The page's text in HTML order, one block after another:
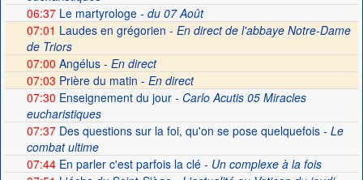
06:37Le martyrologe- du 07 Août
07:01 Laudes en grégorien - En direct de l'abbaye Notre-Dame
de Triors
07:00 Angélus - En direct
07:03 Prière du matin - En direct
07:30 Enseignement du jour- Carlo Acutis 05 Miracles
eucharistiques
07:37Des questions sur la foi, qu'on se pose quelquefois- Le
combat ultime
07:44En parler c'est parfois la clé- Un complexe à la fois